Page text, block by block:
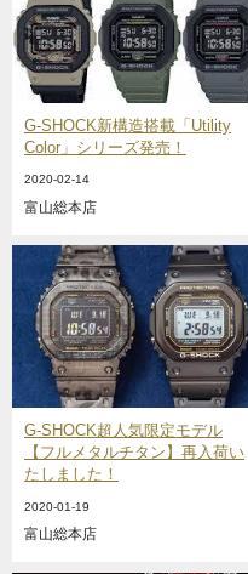
G-SHOCK新構造搭載「Utility
Color」シリーズ発売！
2020-02-14
富山総本店
G-SHOCK超人気限定モデル
【フルメタルチタン】再入荷い
たしました！
2020-01-19
富山総本店